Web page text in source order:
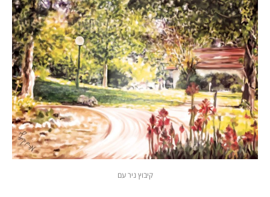
קיבוץ ניר עם